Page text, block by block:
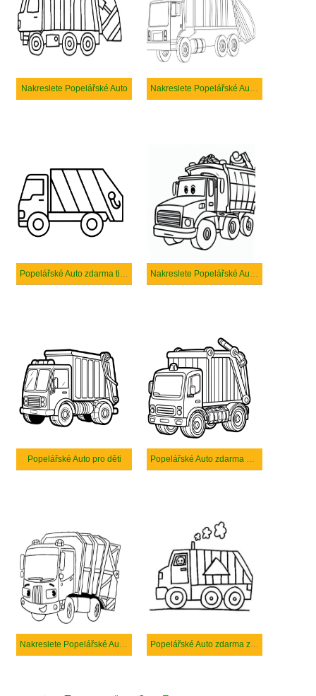
Nakreslete Popelářské Auto Nakreslete Popelářské Auto tisknutelné pro děti
Popelářské Auto zdarma tisknutelné pro děti Nakreslete Popelářské Auto tisknutelné
Popelářské Auto pro děti Popelářské Auto zdarma prostý tisknutelné
Nakreslete Popelářské Auto zdarma prostý Popelářské Auto zdarma základní